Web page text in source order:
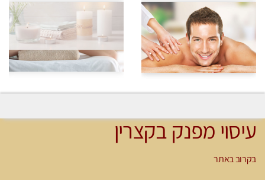
עיסוי מפנק בקצרין
בקרוב באתר